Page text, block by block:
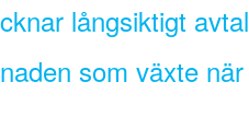
långsiktigt avtal
som växte när